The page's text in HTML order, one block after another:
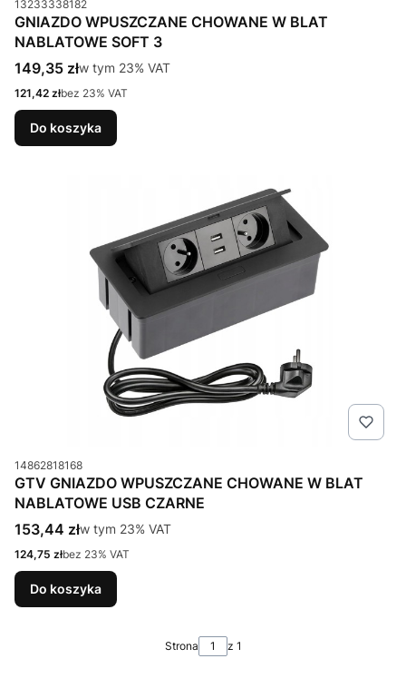
13233338182
GNIAZDO WPUSZCZANE CHOWANE W BLAT
NABLATOWE SOFT 3
Cena brutto
149,35 złw tym %s VAT
w tym 23% VAT
Cena netto
121,42 złbez 23% VAT
Do koszyka
Kod produktu
14862818168
GTV GNIAZDO WPUSZCZANE CHOWANE W BLAT
NABLATOWE USB CZARNE
Cena brutto
153,44 złw tym %s VAT
w tym 23% VAT
Cena netto
124,75 złbez 23% VAT
Do koszyka
Strona z 1